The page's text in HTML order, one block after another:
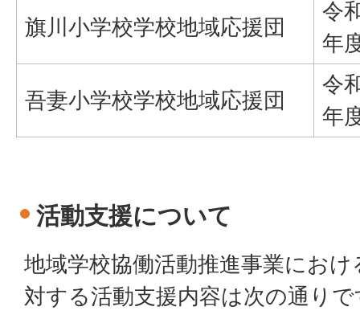
旗川小学校学校地域応援団
令
年
吾妻小学校学校地域応援団
令
年
活動支援について
地域学校協働活動推進事業にお
対する活動支援内容は次の通り